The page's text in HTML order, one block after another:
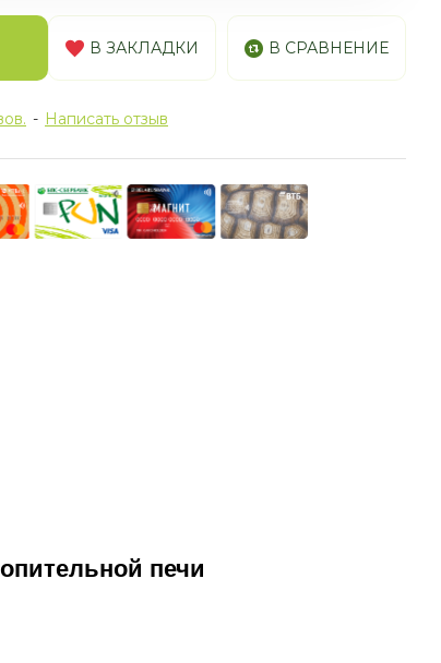
- Написать отзыв
В ЗАКЛАДКИ В СРАВНЕНИЕ
печи